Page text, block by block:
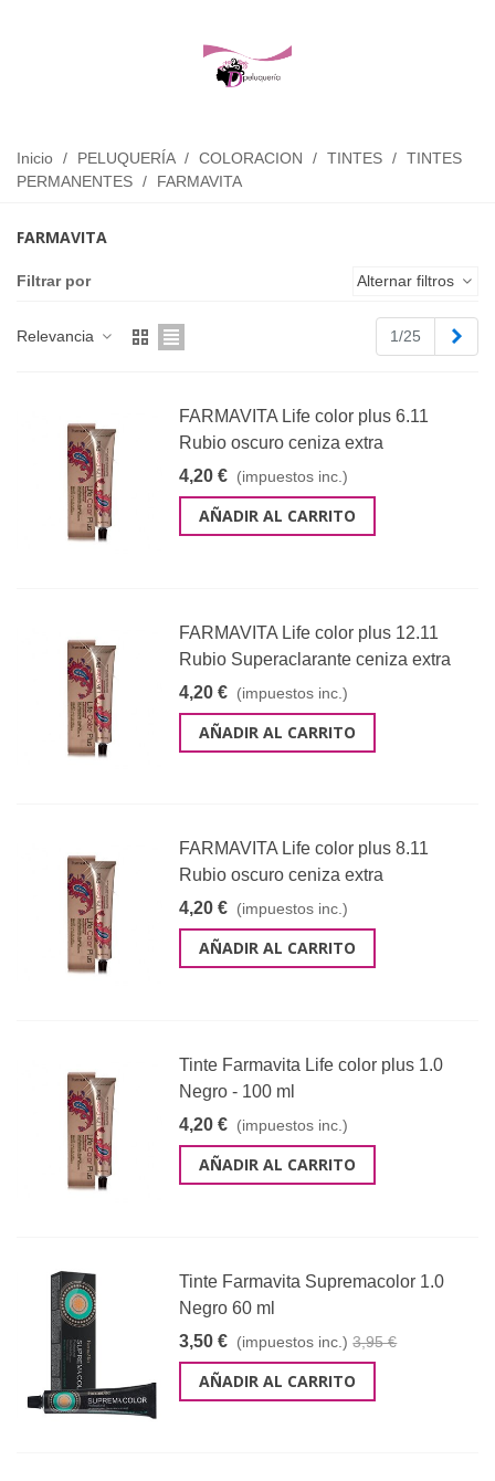
Inicio / PELUQUERÍA / COLORACION / TINTES / TINTES
PERMANENTES / FARMAVITA
FARMAVITA
Filtrar por Alternar filtros
Relevancia 1/25
FARMAVITA Life color plus 6.11
Rubio oscuro ceniza extra
4,20 € (impuestos inc.)
AÑADIR AL CARRITO
FARMAVITA Life color plus 12.11
Rubio Superaclarante ceniza extra
4,20 € (impuestos inc.)
AÑADIR AL CARRITO
FARMAVITA Life color plus 8.11
Rubio oscuro ceniza extra
4,20 € (impuestos inc.)
AÑADIR AL CARRITO
Tinte Farmavita Life color plus 1.0
Negro - 100 ml
4,20 € (impuestos inc.)
AÑADIR AL CARRITO
Tinte Farmavita Supremacolor 1.0
Negro 60 ml
3,50 € (impuestos inc.) 3,95 €
AÑADIR AL CARRITO